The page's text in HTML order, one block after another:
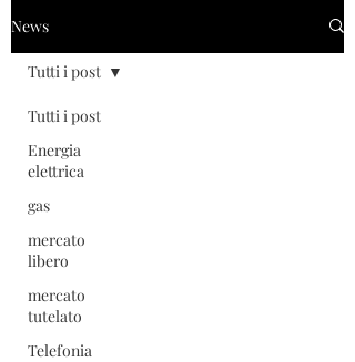
News
Tutti i post
Energia
elettrica
gas
mercato
libero
mercato
tutelato
Telefonia
Tutti i post